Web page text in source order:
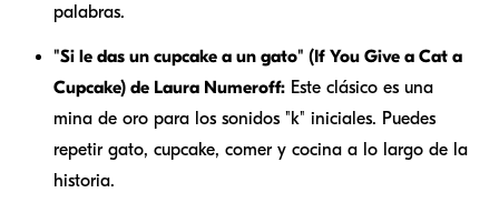
palabras.
"Si le das un cupcake a un gato" (If You Give a Cat a
Cupcake) de Laura Numeroff: Este clásico es una
mina de oro para los sonidos "k" iniciales. Puedes
repetir gato, cupcake, comery cocina a lo largo de la
historia.